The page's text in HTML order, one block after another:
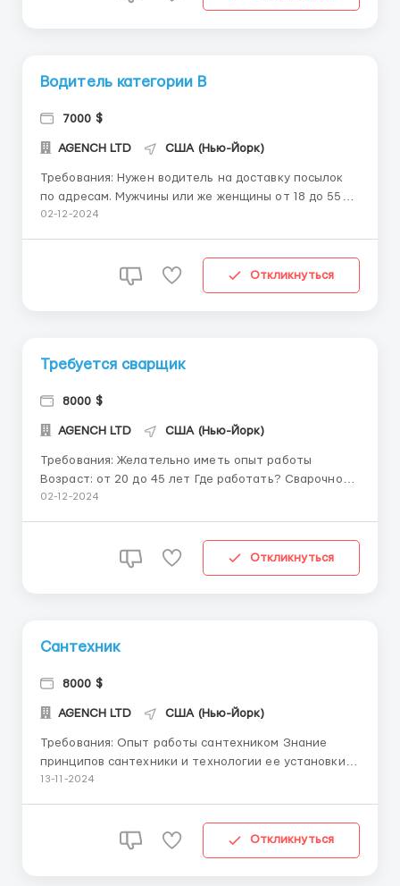
документов - Инструмент ...
Водитель категории В
7000 $
AGENCH LTD США (Нью-Йорк)
Требования: Нужен водитель на доставку посылок
по адресам. Мужчины или же женщины от 18 до 55
лет. Рабочий график:пн-пт с 8:00 до 17:00
02-12-2024
Откликнуться
Требуется сварщик
8000 $
AGENCH LTD США (Нью-Йорк)
Требования: Желательно иметь опыт работы
Возраст: от 20 до 45 лет Где работать? Сварочной
компании/завод по металу Условия работы: Рабочий
помощь, а именно: с переездом, по приезду...
02-12-2024
Откликнуться
Сантехник
8000 $
AGENCH LTD США (Нью-Йорк)
Требования: Опыт работы сантехником Знание
принципов сантехники и технологии ее установки
Умение использовать инструменты и оборудование,
обязательное Обязанности: Установка, ремонт и о...
13-11-2024
Откликнуться